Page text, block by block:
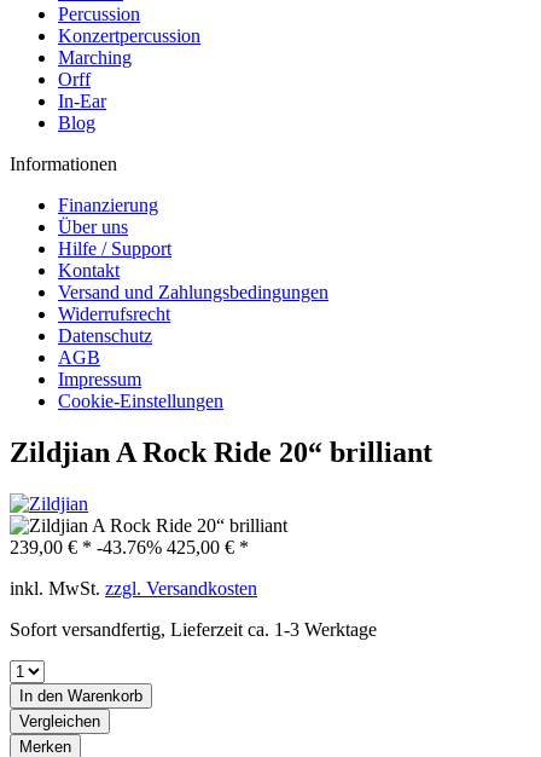
Percussion
Konzertpercussion
Marching
Orff
In-Ear
Blog
Informationen
Finanzierung
Über uns
Hilfe / Support
Kontakt
Versand und Zahlungsbedingungen
Widerrufsrecht
Datenschutz
AGB
Impressum
Cookie-Einstellungen
Zildjian A Rock Ride 20“ brilliant
239,00 € * -43.76% 425,00 € *
inkl. MwSt. zzgl. Versandkosten
Sofort versandfertig, Lieferzeit ca. 1-3 Werktage
In den Warenkorb
Vergleichen
Merken